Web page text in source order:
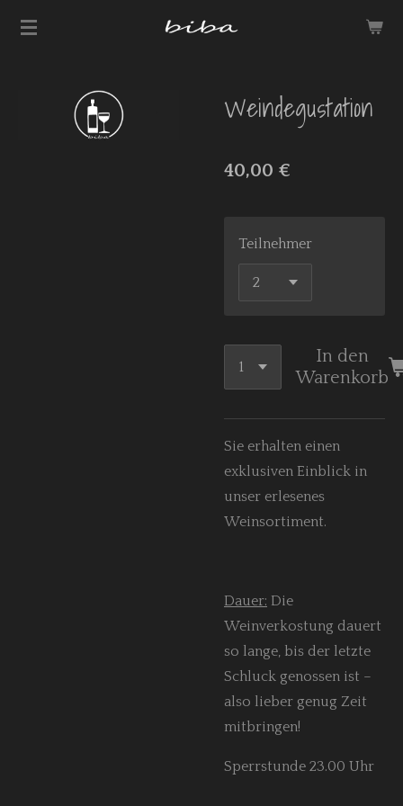
Zum
Weindegustation
40,00 €
Teilnehmer
In den
Warenkorb
Sie erhalten einen
exklusiven Einblick in
unser erlesenes
Weinsortiment.
Dauer: Die
Weinverkostung dauert
so lange, bis der letzte
Schluck genossen ist –
also lieber genug Zeit
mitbringen!
Sperrstunde 23.00 Uhr